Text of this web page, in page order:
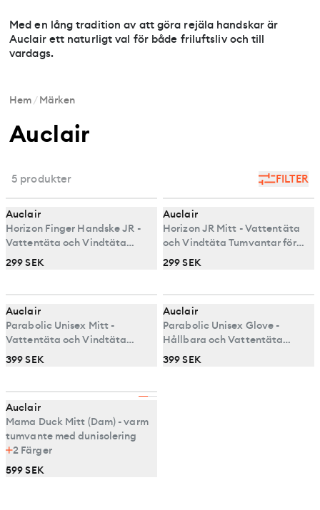
Med en lång tradition av att göra rejäla handskar är
Auclair ett naturligt val för både friluftsliv och till
vardags.
Hem/Märken
Auclair
FILTER
5 produkter
Auclair
Horizon Finger Handske JR -
Vattentäta och Vindtäta
Handskar för Juniorer
299 SEK
Auclair
Horizon JR Mitt - Vattentäta
och Vindtäta Tumvantar för
Barn
299 SEK
Auclair
Parabolic Unisex Mitt -
Vattentäta och Vindtäta
Vintervantar
399 SEK
Auclair
Parabolic Unisex Glove -
Hållbara och Vattentäta
Vinterhandskar
399 SEK
Auclair
Mama Duck Mitt (Dam) - varm
tumvante med dunisolering
2 Färger
599 SEK